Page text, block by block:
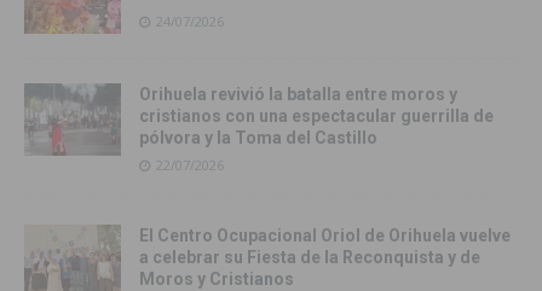
24/07/2026
Orihuela revivió la batalla entre moros y
cristianos con una espectacular guerrilla de
pólvora y la Toma del Castillo
22/07/2026
El Centro Ocupacional Oriol de Orihuela vuelve
a celebrar su Fiesta de la Reconquista y de
Moros y Cristianos